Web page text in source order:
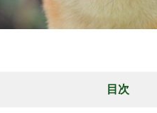
目次